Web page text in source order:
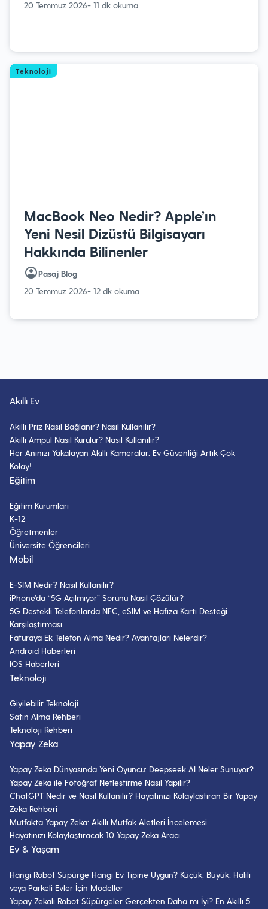
20 Temmuz 2026- 11 dk okuma
Teknoloji
MacBook Neo Nedir? Apple’ın
Yeni Nesil Dizüstü Bilgisayarı
Hakkında Bilinenler
Pasaj Blog
20 Temmuz 2026- 12 dk okuma
Akıllı Ev
Akıllı Priz Nasıl Bağlanır? Nasıl Kullanılır?
Akıllı Ampul Nasıl Kurulur? Nasıl Kullanılır?
Her Anınızı Yakalayan Akıllı Kameralar: Ev Güvenliği Artık Çok
Kolay!
Eğitim
Eğitim Kurumları
K-12
Öğretmenler
Üniversite Öğrencileri
Mobil
E-SIM Nedir? Nasıl Kullanılır?
iPhone’da “5G Açılmıyor” Sorunu Nasıl Çözülür?
5G Destekli Telefonlarda NFC, eSIM ve Hafıza Kartı Desteği
Karşılaştırması
Faturaya Ek Telefon Alma Nedir? Avantajları Nelerdir?
Android Haberleri
IOS Haberleri
Teknoloji
Giyilebilir Teknoloji
Satın Alma Rehberi
Teknoloji Rehberi
Yapay Zeka
Yapay Zeka Dünyasında Yeni Oyuncu: Deepseek AI Neler Sunuyor?
Yapay Zeka ile Fotoğraf Netleştirme Nasıl Yapılır?
ChatGPT Nedir ve Nasıl Kullanılır? Hayatınızı Kolaylaştıran Bir Yapay
Zeka Rehberi
Mutfakta Yapay Zeka: Akıllı Mutfak Aletleri İncelemesi
Hayatınızı Kolaylaştıracak 10 Yapay Zeka Aracı
Ev & Yaşam
Hangi Robot Süpürge Hangi Ev Tipine Uygun? Küçük, Büyük, Halılı
veya Parkeli Evler İçin Modeller
Yapay Zekalı Robot Süpürgeler Gerçekten Daha mı İyi? En Akıllı 5